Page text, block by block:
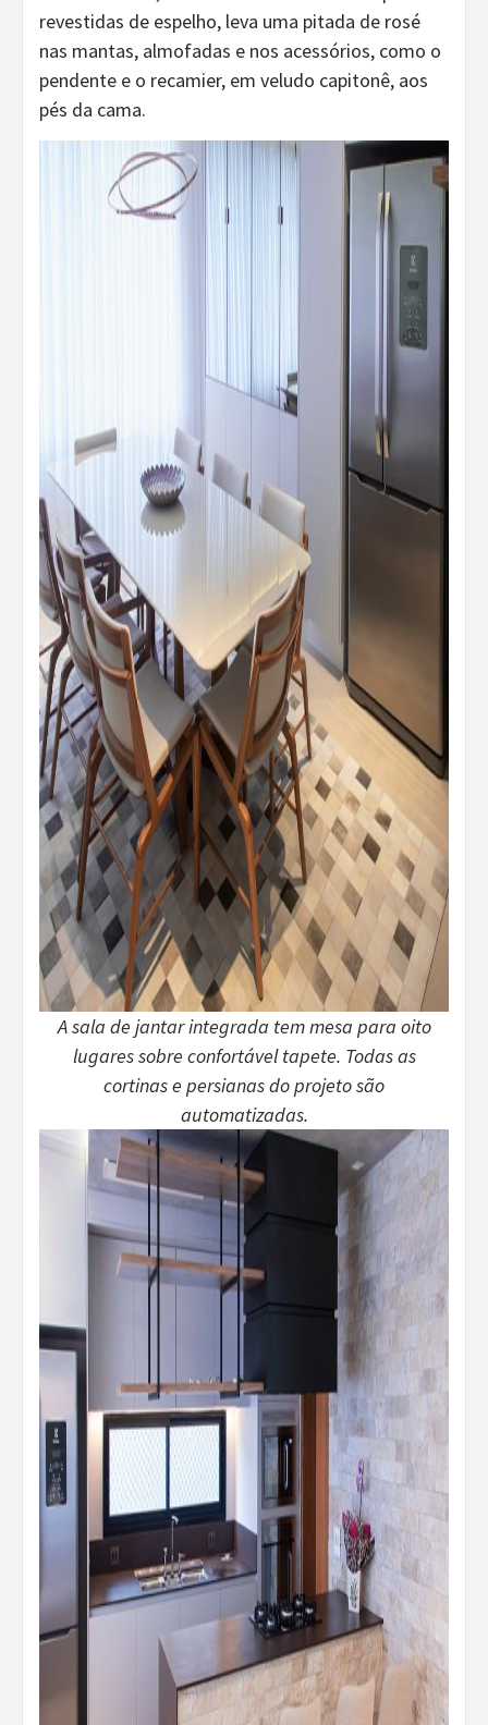
revestidas de espelho, leva uma pitada de rosé
nas mantas, almofadas e nos acessórios, como o
pendente e o recamier, em veludo capitonê, aos
pés da cama.
A sala de jantar integrada tem mesa para oito
lugares sobre confortável tapete. Todas as
cortinas e persianas do projeto são
automatizadas.